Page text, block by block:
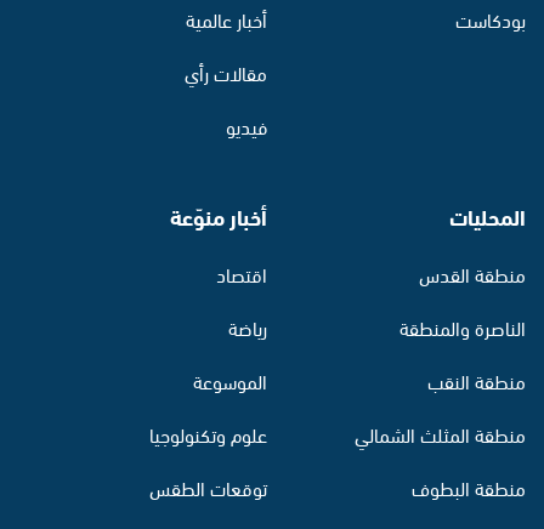
بودكاست
أخبار عالمية
مقالات رأي
فيديو
المحليات
منطقة القدس
الناصرة والمنطقة
منطقة النقب
منطقة المثلث الشمالي
منطقة البطوف
أخبار منوّعة
اقتصاد
رياضة
الموسوعة
علوم وتكنولوجيا
توقعات الطقس